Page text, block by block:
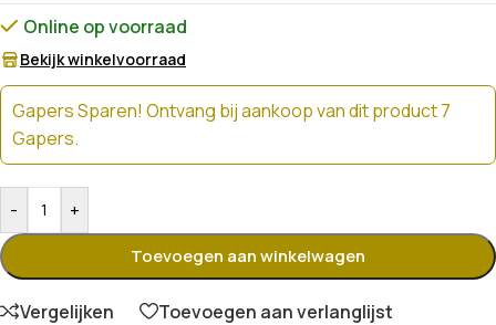
Online op voorraad
Bekijk winkelvoorraad
Gapers Sparen! Ontvang bij aankoop van dit product 7
Gapers.
- +
Toevoegen aan winkelwagen
Vergelijken Toevoegen aan verlanglijst